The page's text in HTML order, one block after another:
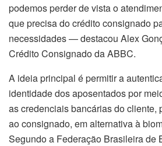
podemos perder de vista o
que precisa do crédito consignado
necessidades — destacou Alex
Crédito Consignado da ABBC.
A ideia principal é permitir a
identidade dos aposentados por
as credenciais bancárias do cliente,
ao consignado, em alternativa à
Segundo a Federação Brasileira de